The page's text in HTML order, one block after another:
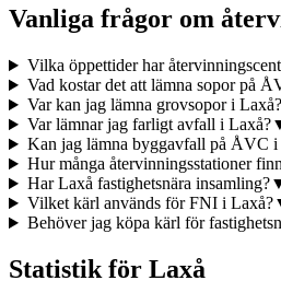
Vanliga frågor om
Vilka öppettider har
Vad kostar det att lämna sopor på
Var kan jag lämna grovsopor i Laxå?
Var lämnar jag farligt avfall i Laxå?
Kan jag lämna byggavfall på ÅVC i
Hur många återvinningsstationer
Har Laxå fastighetsnära insamling?
Vilket kärl används för FNI i Laxå?
Behöver jag köpa kärl för
Statistik för Laxå